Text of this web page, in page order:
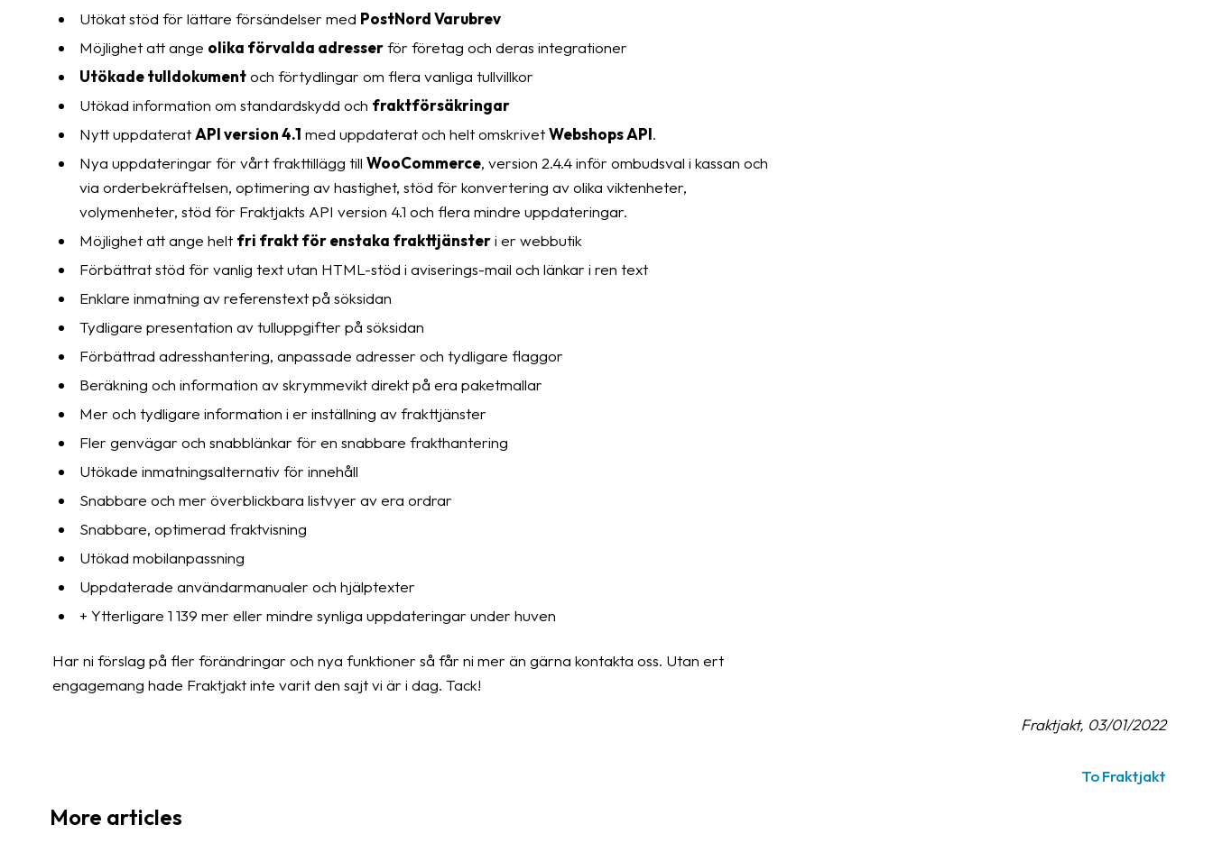
Utökat stöd för lättare försändelser med PostNord Varubrev
Möjlighet att ange olika förvalda adresserför företag och deras integrationer
Utökade tulldokumentoch förtydlingar om flera vanliga tullvillkor
Utökad information om standardskydd och fraktförsäkringar
Nytt uppdateratAPI version 4.1 med uppdaterat och helt omskrivetWebshops API.
Nya uppdateringar för vårt frakttillägg till WooCommerce, version 2.4.4 inför ombudsval i kassan och
via orderbekräftelsen, optimering av hastighet, stöd för konvertering av olika viktenheter,
volymenheter, stöd för Fraktjakts API version 4.1 och flera mindre uppdateringar.
Möjlighet att ange helt fri frakt för enstaka frakttjänsteri er webbutik
Förbättrat stöd för vanlig text utan HTML-stöd i aviserings-mail och länkar i ren text
Enklare inmatning av referenstext på söksidan
Tydligare presentation av tulluppgifter på söksidan
Förbättrad adresshantering, anpassade adresser och tydligare flaggor
Beräkning och information av skrymmevikt direkt på era paketmallar
Mer och tydligare information i er inställning av frakttjänster
Fler genvägar och snabblänkar för en snabbare frakthantering
Utökade inmatningsalternativ för innehåll
Snabbare och mer överblickbara listvyer av era ordrar
Snabbare, optimerad fraktvisning
Utökad mobilanpassning
Uppdaterade användarmanualer och hjälptexter
+ Ytterligare 1 139 mer eller mindre synliga uppdateringar under huven
Har ni förslag på fler förändringar och nya funktioner så får ni mer än gärna kontakta oss. Utan ert
engagemang hade Fraktjakt inte varit den sajt vi är i dag. Tack!
Fraktjakt, 03/01/2022
To Fraktjakt
More articles